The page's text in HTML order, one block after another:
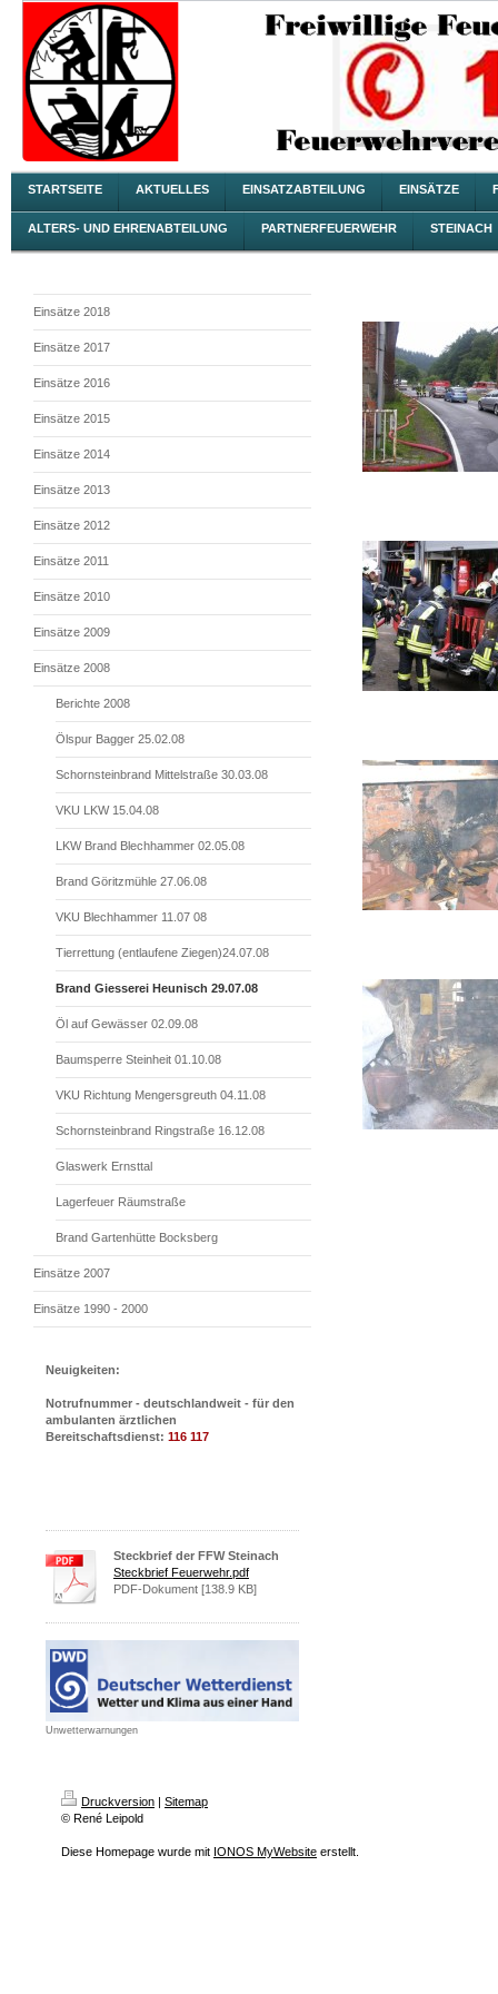
STARTSEITE AKTUELLES EINSATZABTEILUNG EINSÄTZE
ALTERS- UND EHRENABTEILUNG PARTNERFEUERWEHR STEINACH
Einsätze 2018
Einsätze 2017
Einsätze 2016
Einsätze 2015
Einsätze 2014
Einsätze 2013
Einsätze 2012
Einsätze 2011
Einsätze 2010
Einsätze 2009
Einsätze 2008
Berichte 2008
Ölspur Bagger 25.02.08
Schornsteinbrand Mittelstraße 30.03.08
VKU LKW 15.04.08
LKW Brand Blechhammer 02.05.08
Brand Göritzmühle 27.06.08
VKU Blechhammer 11.07 08
Tierrettung (entlaufene Ziegen)24.07.08
Brand Giesserei Heunisch 29.07.08
Öl auf Gewässer 02.09.08
Baumsperre Steinheit 01.10.08
VKU Richtung Mengersgreuth 04.11.08
Schornsteinbrand Ringstraße 16.12.08
Glaswerk Ernsttal
Lagerfeuer Räumstraße
Brand Gartenhütte Bocksberg
Einsätze 2007
Einsätze 1990 - 2000
Neuigkeiten:
Notrufnummer - deutschlandweit - für den
ambulanten ärztlichen
Bereitschaftsdienst: 116 117
Steckbrief der FFW Steinach
Steckbrief Feuerwehr.pdf
PDF-Dokument [138.9 KB]
Unwetterwarnungen
Druckversion
Sitemap
© René Leipold
Diese Homepage wurde mit IONOS MyWebsite erstellt.